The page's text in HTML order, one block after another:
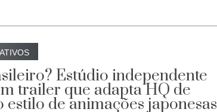
Estúdio independente
trailer que adapta HQ de
estilo de animações japonesas